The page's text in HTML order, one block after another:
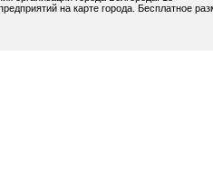
на карте города. Бесплатное